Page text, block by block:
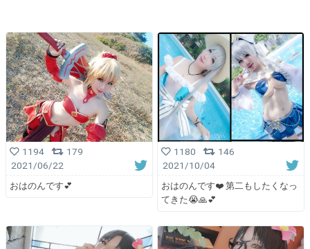
1194
179
2021/06/22
おはのんです💕
1180
146
2021/10/04
おはのんです❤️ 第二もしたくなっ
てきた😭🙏💕